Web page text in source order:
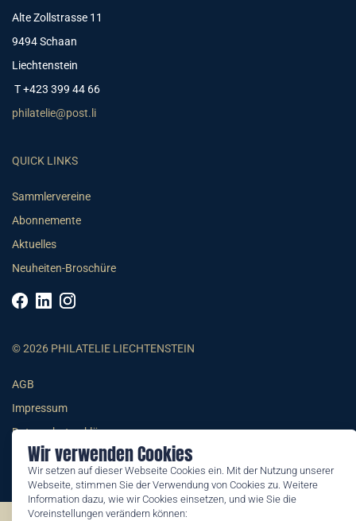
Wir verwenden Cookies
Wir setzen auf dieser Webseite Cookies ein. Mit der Nutzung unserer
Webseite, stimmen Sie der Verwendung von Cookies zu. Weitere
Information dazu, wie wir Cookies einsetzen, und wie Sie die
Voreinstellungen verändern können:
Alte Zollstrasse 11
9494 Schaan
Liechtenstein
T +423 399 44 66
philatelie@post.li
QUICK LINKS
Sammlervereine
Abonnemente
Aktuelles
Neuheiten-Broschüre
© 2026 PHILATELIE LIECHTENSTEIN
AGB
Impressum
Datenschutzerklärung